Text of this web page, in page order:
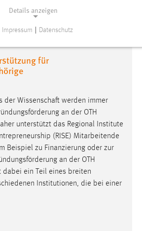
und Prüfungsordnung
für
der Wissenschaft werden immer
an der OTH
unterstützt das Regional Institute
(RISE) Mitarbeitende
Beispiel zu Finanzierung oder zur
an der OTH
dabei ein Teil eines breiten
Institutionen, die bei einer
Details anzeigen
COOKIES
ermöglichen grundlegende
für die einwandfreie Funktion der
die ausgewählten Einverständnis-
|